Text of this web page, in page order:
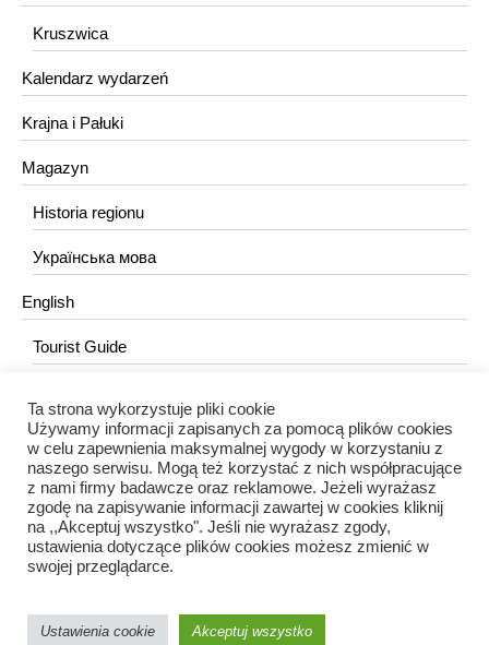
Kruszwica
Kalendarz wydarzeń
Krajna i Pałuki
Magazyn
Historia regionu
Українська мова
English
Tourist Guide
KONTAKT
redakcja@portalkujawski.pl
Redakcja
Ta strona wykorzystuje pliki cookie
Używamy informacji zapisanych za pomocą plików cookies
w celu zapewnienia maksymalnej wygody w korzystaniu z
naszego serwisu. Mogą też korzystać z nich współpracujące
z nami firmy badawcze oraz reklamowe. Jeżeli wyrażasz
zgodę na zapisywanie informacji zawartej w cookies kliknij
na ,,Akceptuj wszystko". Jeśli nie wyrażasz zgody,
ustawienia dotyczące plików cookies możesz zmienić w
swojej przeglądarce.
Ustawienia cookie Akceptuj wszystko